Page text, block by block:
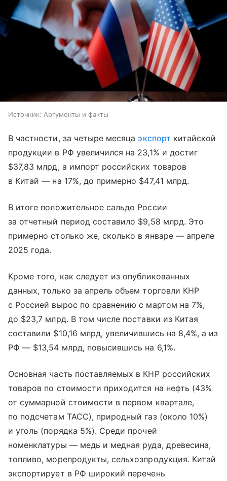
Источник: Аргументы и факты
В частности, за четыре месяца экспорт китайской
продукции в РФ увеличился на 23,1% и достиг
$37,83 млрд, а импорт российских товаров
в Китай — на 17%, до примерно $47,41 млрд.
В итоге положительное сальдо России
за отчетный период составило $9,58 млрд. Это
примерно столько же, сколько в январе — апреле
2025 года.
Кроме того, как следует из опубликованных
данных, только за апрель объем торговли КНР
с Россией вырос по сравнению с мартом на 7%,
до $23,7 млрд. В том числе поставки из Китая
составили $10,16 млрд, увеличившись на 8,4%, а из
РФ — $13,54 млрд, повысившись на 6,1%.
Основная часть поставляемых в КНР российских
товаров по стоимости приходится на нефть (43%
от суммарной стоимости в первом квартале,
по подсчетам ТАСС), природный газ (около 10%)
и уголь (порядка 5%). Среди прочей
номенклатуры — медь и медная руда, древесина,
топливо, морепродукты, сельхозпродукция. Китай
экспортирует в РФ широкий перечень